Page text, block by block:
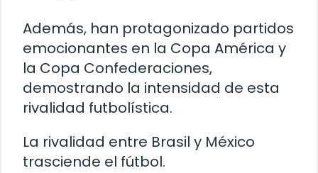
Además, han protagonizado partidos
emocionantes en la Copa América y
la Copa Confederaciones,
demostrando la intensidad de esta
rivalidad futbolística.
La rivalidad entre Brasil y México
trasciende el fútbol.